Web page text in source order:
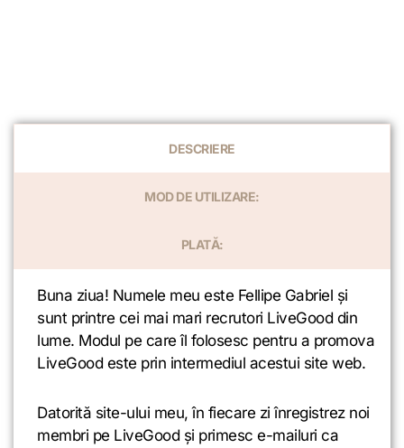
DESCRIERE
MOD DE UTILIZARE:
PLATĂ:
Buna ziua! Numele meu este Fellipe Gabriel și
sunt printre cei mai mari recrutori LiveGood din
lume. Modul pe care îl folosesc pentru a promova
LiveGood este prin intermediul acestui site web.
Datorită site-ului meu, în fiecare zi înregistrez noi
membri pe LiveGood și primesc e-mailuri ca